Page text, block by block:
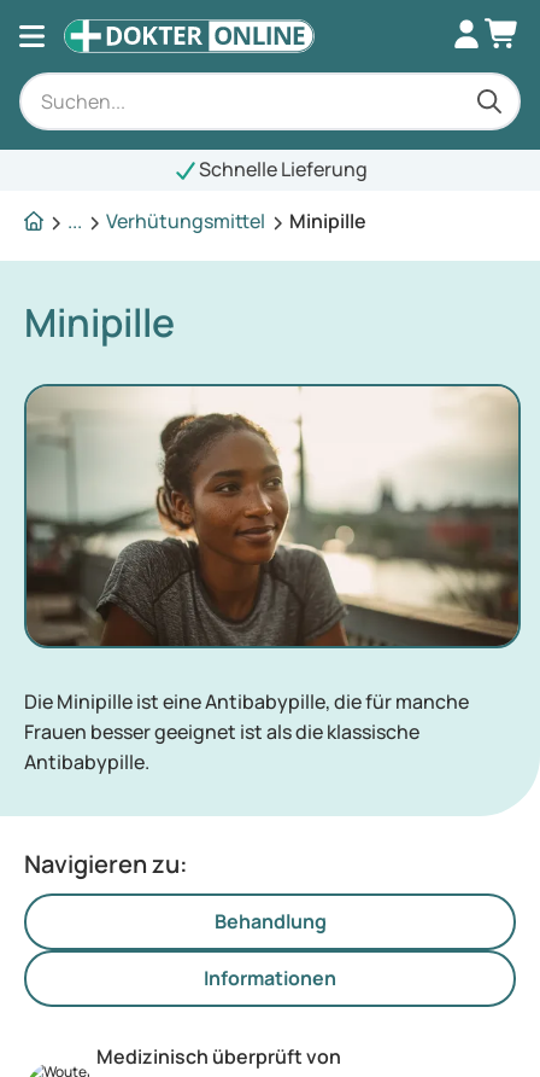
Schnelle Lieferung
...
Verhütungsmittel Minipille
Minipille
Die Minipille ist eine Antibabypille, die für manche
Frauen besser geeignet ist als die klassische
Antibabypille.
Navigieren zu:
Behandlung
Informationen
Medizinisch überprüft von